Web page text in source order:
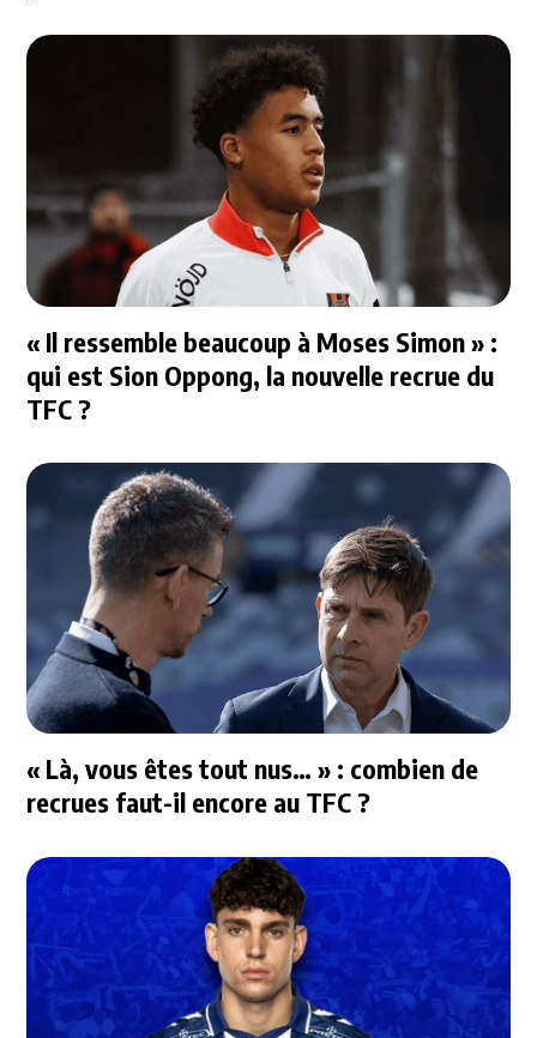
« Il ressemble beaucoup à Moses Simon » :
qui est Sion Oppong, la nouvelle recrue du
TFC ?
« Là, vous êtes tout nus… » : combien de
recrues faut-il encore au TFC ?